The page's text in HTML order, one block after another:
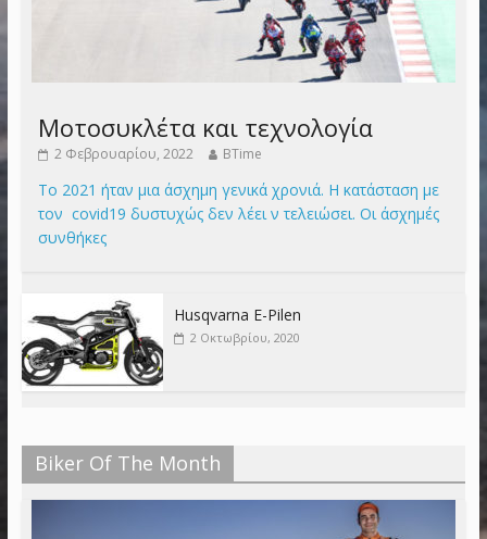
Μοτοσυκλέτα και τεχνολογία
2 Φεβρουαρίου, 2022 BTime
Το 2021 ήταν μια άσχημη γενικά χρονιά. Η κατάσταση με
τον covid19 δυστυχώς δεν λέει ν τελειώσει. Οι άσχημές
συνθήκες
Husqvarna E-Pilen
2 Οκτωβρίου, 2020
Biker Of The Month